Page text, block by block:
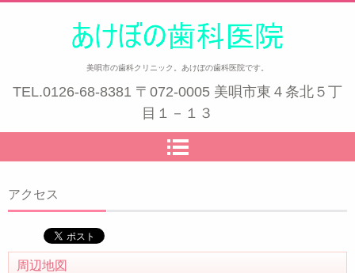
美唄市の歯科クリニック。あけぼの歯科医院です。
TEL.0126-68-8381 〒072-0005 美唄市東４条北５丁
目１－１３
アクセス
周辺地図